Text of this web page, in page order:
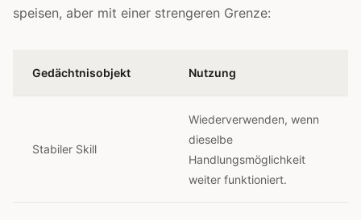
speisen, aber mit einer strengeren Grenze:
Gedächtnisobjekt Nutzung
Stabiler Skill
Wiederverwenden, wenn
dieselbe
Handlungsmöglichkeit
weiter funktioniert.